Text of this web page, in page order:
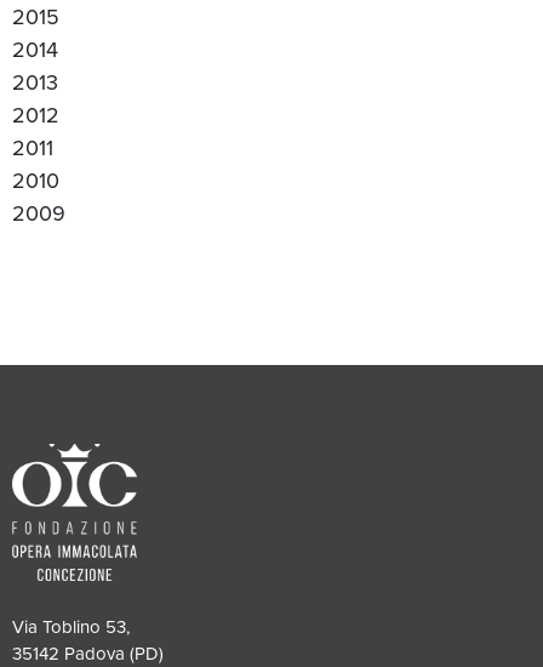
2015
2014
2013
2012
2011
2010
2009
Via Toblino 53,
35142 Padova (PD)